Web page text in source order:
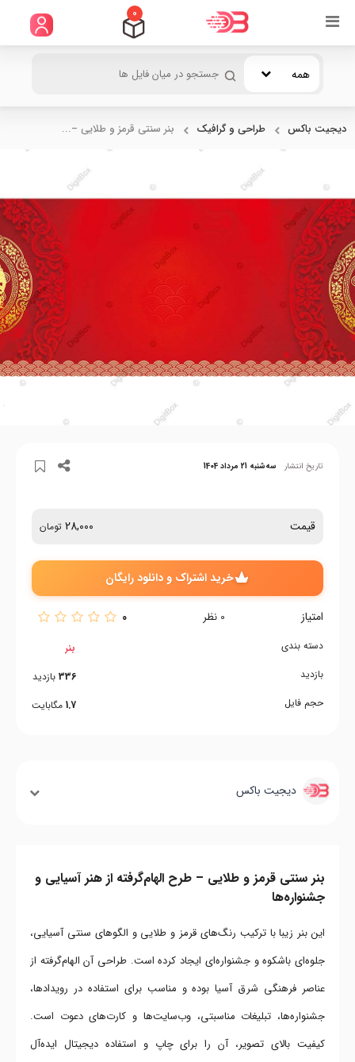
0
همه
دیجیت باکس طراحی و گرافیک بنر سنتی قرمز و طلایی –...
تاریخ انتشار سه‌شنبه 21 مرداد 1404
قیمت 28,000 تومان
خرید اشتراک و دانلود رایگان
امتیاز 0 نظر 0
دسته بندی
بازدید
حجم فایل
بنر
336 بازدید
1.7 مگابایت
دیجیت باکس
بنر سنتی قرمز و طلایی – طرح الهام‌گرفته از هنر آسیایی و
جشنواره‌ها
این بنر زیبا با ترکیب رنگ‌های قرمز و طلایی و الگوهای سنتی آسیایی،
جلوه‌ای باشکوه و جشنواره‌ای ایجاد کرده است. طراحی آن الهام‌گرفته از
عناصر فرهنگی شرق آسیا بوده و مناسب برای استفاده در رویدادها،
جشنواره‌ها، تبلیغات مناسبتی، وب‌سایت‌ها و کارت‌های دعوت است.
کیفیت بالای تصویر، آن را برای چاپ و استفاده دیجیتال ایده‌آل